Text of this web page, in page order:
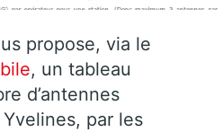
propose, via le
, un tableau
d’antennes
par les